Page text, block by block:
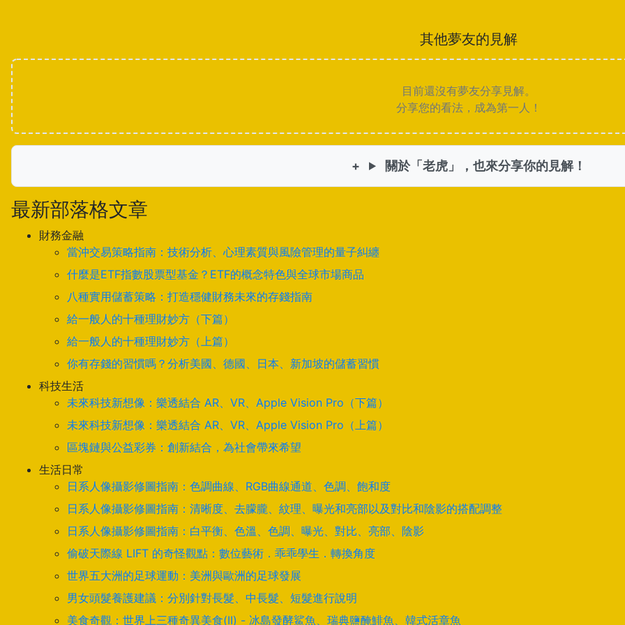
其他夢友的見解
目前還沒有夢友分享見解。
分享您的看法，成為第一人！
關於「老虎」，也來分享你的見解！
最新部落格文章
財務金融
當沖交易策略指南：技術分析、心理素質與風險管理的量子糾纏
什麼是ETF指數股票型基金？ETF的概念特色與全球市場商品
八種實用儲蓄策略：打造穩健財務未來的存錢指南
給一般人的十種理財妙方（下篇）
給一般人的十種理財妙方（上篇）
你有存錢的習慣嗎？分析美國、德國、日本、新加坡的儲蓄習慣
科技生活
未來科技新想像：樂透結合 AR、VR、Apple Vision Pro（下篇）
未來科技新想像：樂透結合 AR、VR、Apple Vision Pro（上篇）
區塊鏈與公益彩券：創新結合，為社會帶來希望
生活日常
日系人像攝影修圖指南：色調曲線、RGB曲線通道、色調、飽和度
日系人像攝影修圖指南：清晰度、去朦朧、紋理、曝光和亮部以及對比和陰影的搭配調整
日系人像攝影修圖指南：白平衡、色溫、色調、曝光、對比、亮部、陰影
偷破天際線 LIFT 的奇怪觀點：數位藝術．乖乖學生．轉換角度
世界五大洲的足球運動：美洲與歐洲的足球發展
男女頭髮養護建議：分別針對長髮、中長髮、短髮進行說明
美食奇觀：世界上三種奇異美食(II) - 冰島發酵鯊魚、瑞典鹽醃鯡魚、韓式活章魚